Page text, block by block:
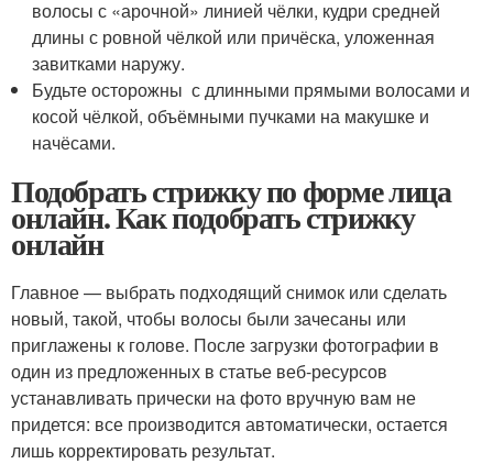
волосы с «арочной» линией чёлки, кудри средней
длины с ровной чёлкой или причёска, уложенная
завитками наружу.
Будьте осторожны с длинными прямыми волосами и
косой чёлкой, объёмными пучками на макушке и
начёсами.
Подобрать стрижку по форме лица
онлайн. Как подобрать стрижку
онлайн
Главное — выбрать подходящий снимок или сделать
новый, такой, чтобы волосы были зачесаны или
приглажены к голове. После загрузки фотографии в
один из предложенных в статье веб-ресурсов
устанавливать прически на фото вручную вам не
придется: все производится автоматически, остается
лишь корректировать результат.